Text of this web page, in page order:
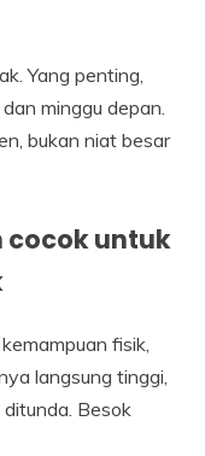
Yang penting,
minggu depan.
bukan niat besar
cocok untuk
fisik,
langsung tinggi,
Besok